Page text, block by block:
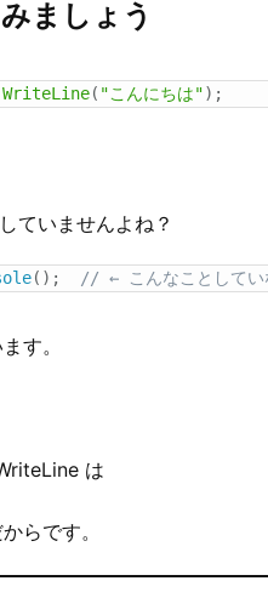
ましょう
WriteLine( "こんにちは") ;
ていませんよね？
( ) ; // ← こんなことしてい
す。
は
らです。